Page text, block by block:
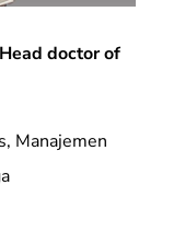
doctor of
Manajemen